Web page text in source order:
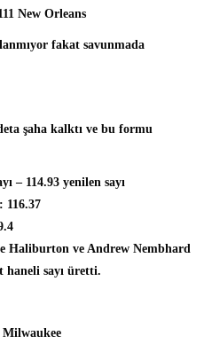
New Orleans
fakat savunmada
şaha kalktı ve bu formu
– 114.93 yenilen sayı
116.37
Haliburton ve Andrew Nembhard
haneli sayı üretti.
Milwaukee